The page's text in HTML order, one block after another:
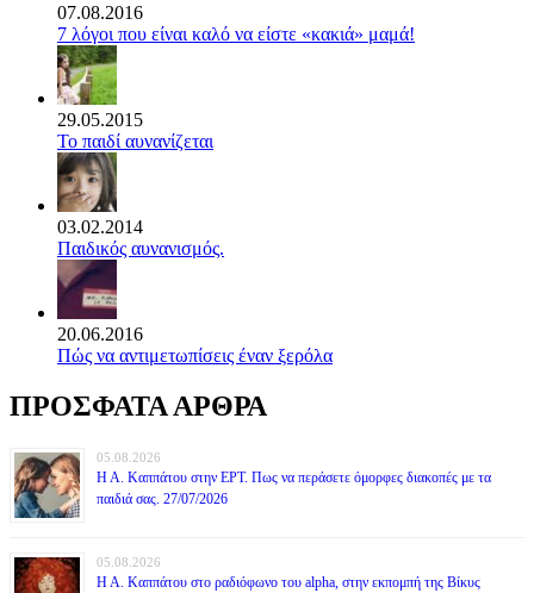
07.08.2016
7 λόγοι που είναι καλό να είστε «κακιά» μαμά!
29.05.2015
Το παιδί αυνανίζεται
03.02.2014
Παιδικός αυνανισμός.
20.06.2016
Πώς να αντιμετωπίσεις έναν ξερόλα
ΠΡΟΣΦΑΤΑ ΑΡΘΡΑ
05.08.2026
Η Α. Καππάτου στην ΕΡΤ. Πως να περάσετε όμορφες διακοπές με τα
παιδιά σας. 27/07/2026
05.08.2026
Η Α. Καππάτου στο ραδιόφωνο του alpha, στην εκπομπή της Βίκυς